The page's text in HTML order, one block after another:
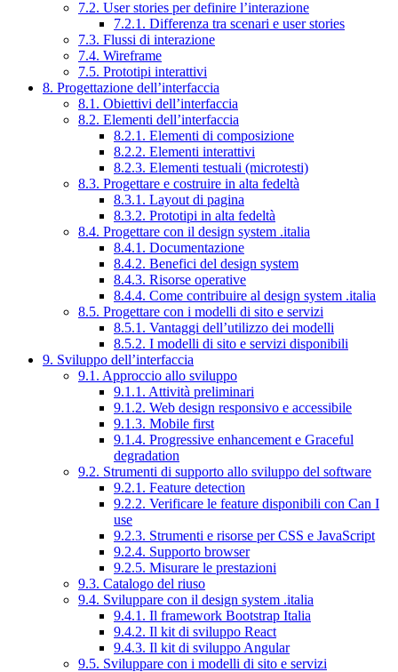
7.2. User stories per definire l’interazione
7.2.1. Differenza tra scenari e user stories
7.3. Flussi di interazione
7.4. Wireframe
7.5. Prototipi interattivi
8. Progettazione dell’interfaccia
8.1. Obiettivi dell’interfaccia
8.2. Elementi dell’interfaccia
8.2.1. Elementi di composizione
8.2.2. Elementi interattivi
8.2.3. Elementi testuali (microtesti)
8.3. Progettare e costruire in alta fedeltà
8.3.1. Layout di pagina
8.3.2. Prototipi in alta fedeltà
8.4. Progettare con il design system .italia
8.4.1. Documentazione
8.4.2. Benefici del design system
8.4.3. Risorse operative
8.4.4. Come contribuire al design system .italia
8.5. Progettare con i modelli di sito e servizi
8.5.1. Vantaggi dell’utilizzo dei modelli
8.5.2. I modelli di sito e servizi disponibili
9. Sviluppo dell’interfaccia
9.1. Approccio allo sviluppo
9.1.1. Attività preliminari
9.1.2. Web design responsivo e accessibile
9.1.3. Mobile first
9.1.4. Progressive enhancement e Graceful
degradation
9.2. Strumenti di supporto allo sviluppo del software
9.2.1. Feature detection
9.2.2. Verificare le feature disponibili con Can I
use
9.2.3. Strumenti e risorse per CSS e JavaScript
9.2.4. Supporto browser
9.2.5. Misurare le prestazioni
9.3. Catalogo del riuso
9.4. Sviluppare con il design system .italia
9.4.1. Il framework Bootstrap Italia
9.4.2. Il kit di sviluppo React
9.4.3. Il kit di sviluppo Angular
9.5. Sviluppare con i modelli di sito e servizi